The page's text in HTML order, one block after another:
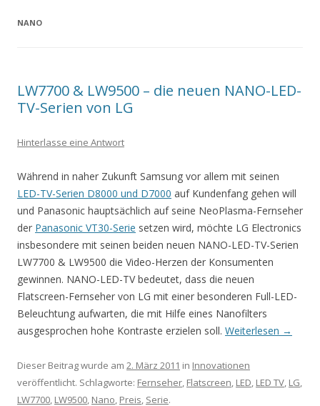
NANO
LW7700 & LW9500 – die neuen NANO-LED-
TV-Serien von LG
Hinterlasse eine Antwort
Während in naher Zukunft Samsung vor allem mit seinen
LED-TV-Serien D8000 und D7000 auf Kundenfang gehen will
und Panasonic hauptsächlich auf seine NeoPlasma-Fernseher
der Panasonic VT30-Serie setzen wird, möchte LG Electronics
insbesondere mit seinen beiden neuen NANO-LED-TV-Serien
LW7700 & LW9500 die Video-Herzen der Konsumenten
gewinnen. NANO-LED-TV bedeutet, dass die neuen
Flatscreen-Fernseher von LG mit einer besonderen Full-LED-
Beleuchtung aufwarten, die mit Hilfe eines Nanofilters
ausgesprochen hohe Kontraste erzielen soll. Weiterlesen →
Dieser Beitrag wurde am 2. März 2011 in Innovationen
veröffentlicht. Schlagworte: Fernseher, Flatscreen, LED, LED TV, LG,
LW7700, LW9500, Nano, Preis, Serie.